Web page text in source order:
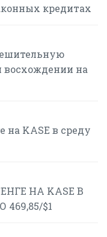
кредитах
восхождении на
на KASE в среду
НА KASE В
$1